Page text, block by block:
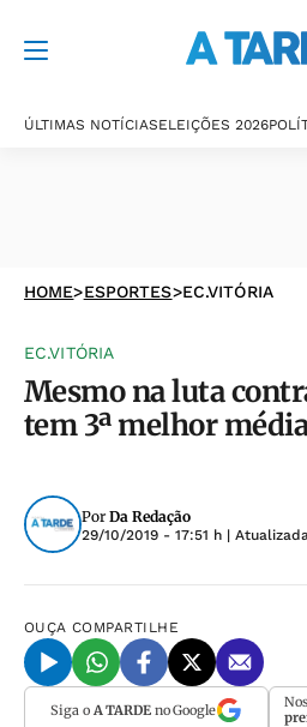
ÚLTIMAS NOTÍCIASELEIÇÕES 2026
HOME>ESPORTES>EC.VITÓRIA
EC.VITÓRIA
Mesmo na luta
tem 3ª melhor
Por Da Redação
29/10/2019 - 17:51 h |
OUÇA COMPARTILHE
Siga o A TARDEno Google